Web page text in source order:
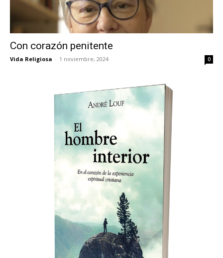
Con corazón penitente
Vida Religiosa - 1 noviembre, 2024 0